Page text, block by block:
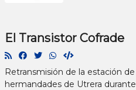
El Transistor Cofrade
Retransmisión de la estación
hermandades de Utrera